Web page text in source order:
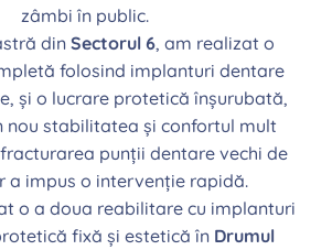
zâmbi în public.
din Sectorul 6, am realizat o
folosind implanturi dentare
și o lucrare protetică înșurubată,
nou stabilitatea și confortul mult
punții dentare vechi de
a impus o intervenție rapidă.
o a doua reabilitare cu implanturi
fixă și estetică în Drumul